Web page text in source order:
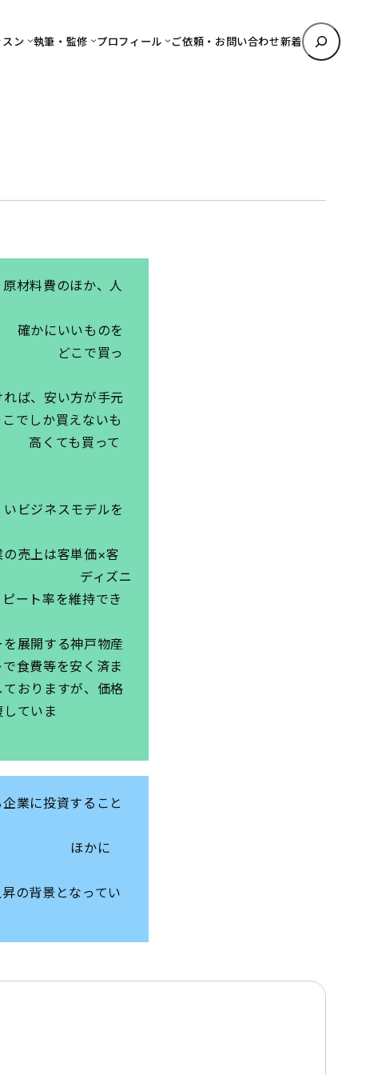
スン 執筆・監修 プロフィール ご依頼・お問い合わせ新着
検
索
材料費のほか、人
を
で買っ
方が手元
か買えないも
くても買って
スモデルを
×客
ィズニ
ート率を維持でき
戸物産
食費等を安く済ま
おりますが、価格
ていま
業に投資すること
なってい